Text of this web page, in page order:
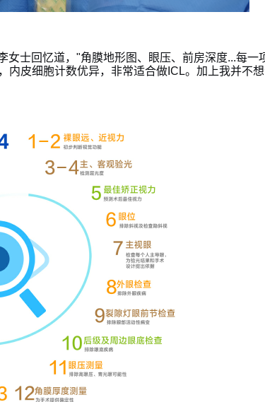
士回忆道，"角膜地形图、眼压、前房深度...每一
内皮细胞计数优异，非常适合做ICL。加上我并不